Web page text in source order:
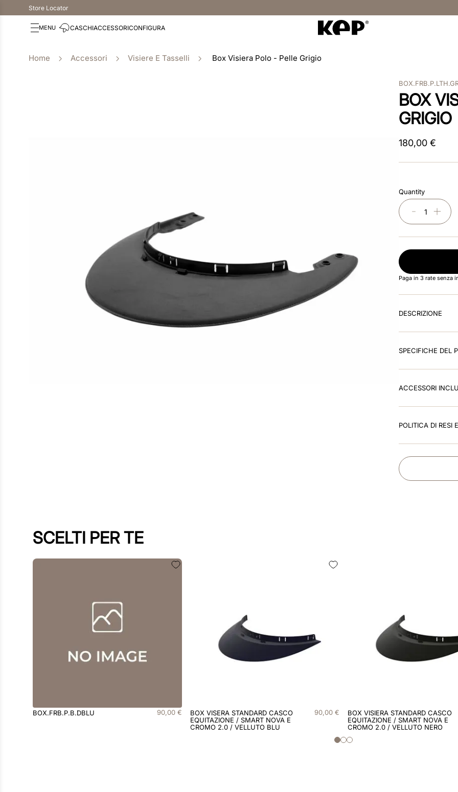
Store Locator
CASCHIACCESSORICONFIGURA
Accessori Visiere E Tasselli Box Visiera Polo - Pelle Grigio
BOX
GRIGIO
180,00 €
Quantity
＋
－
Paga in 3 rate senza
DESCRIZIONE
SPECIFICHE DEL
ACCESSORI
POLITICA DI RESI
SCELTI PER TE
BOX.FRB.P.B.DBLU 90,00 €
BOX VISERA STANDARD CASCO
EQUITAZIONE / SMART NOVA E
CROMO 2.0 / VELLUTO BLU
90,00 €
BOX VISIERA STANDARD CASCO
EQUITAZIONE / SMART NOVA E
CROMO 2.0 / VELLUTO NERO